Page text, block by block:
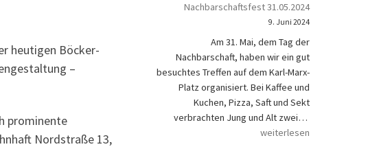
heutigen Böcker-
–
prominente
Nordstraße 13,
Nachbarschaftsfest 31.05.2024
9. Juni 2024
Am 31. Mai, dem Tag der
Nachbarschaft, haben wir ein gut
besuchtes Treffen auf dem Karl-Marx-
Platz organisiert. Bei Kaffee und
Kuchen, Pizza, Saft und Sekt
verbrachten Jung und Alt zwei…
weiterlesen